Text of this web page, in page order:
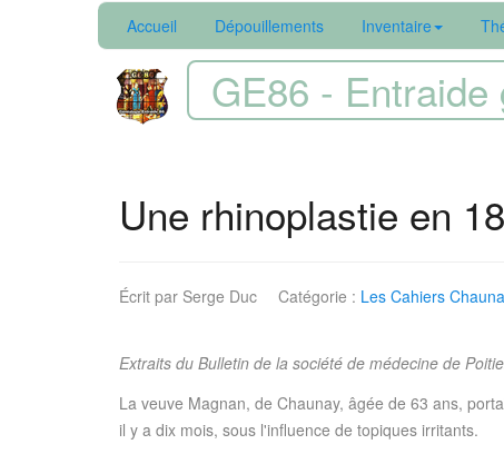
Accueil Dépouillements Inventaire
GE86 -
Une rhinoplastie en
Écrit par Serge Duc Catégorie : Les Cahiers
Extraits du Bulletin de la société de médecine de
La veuve Magnan, de Chaunay, âgée de 63 ans,
il y a dix mois, sous l'influence de topiques irritants.